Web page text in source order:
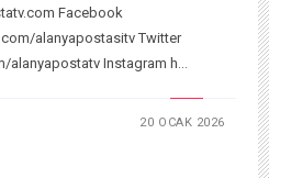
Facebook
alanyapostasitv Twitter
alanyapostatv Instagram h...
20 OCAK 2026